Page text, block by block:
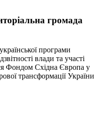
громада
програми
влади та участі
Фондом Східна Європа у
трансформації України